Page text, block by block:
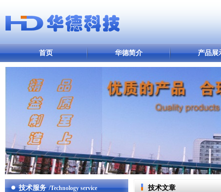
首页 华德简介 产品展
技术服务 /Technology service 技术文章